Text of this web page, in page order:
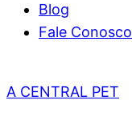
Blog
Fale Conosco
A CENTRAL PET